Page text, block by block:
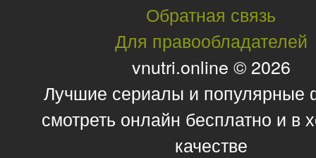
Обратная связь
Для правообладателей
vnutri.online © 2026
Лучшие сериалы и
смотреть онлайн бесплатно и в
качестве